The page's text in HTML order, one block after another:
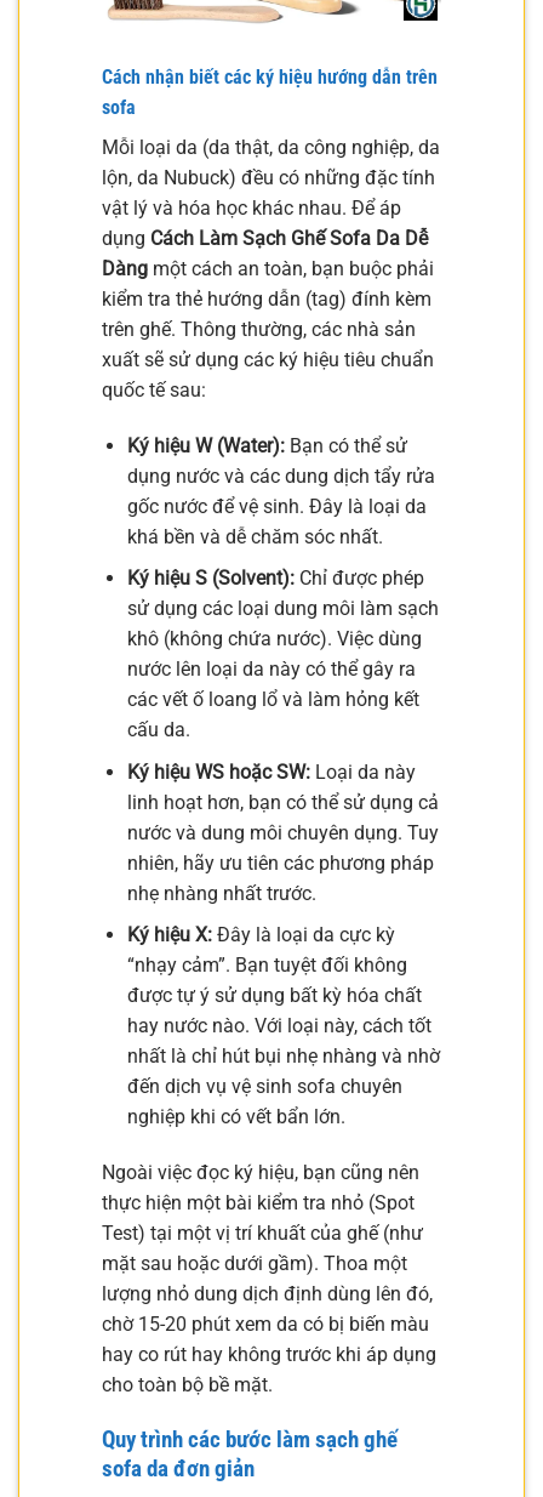
Cách nhận biết các ký hiệu hướng dẫn trên
sofa
Mỗi loại da (da thật, da công nghiệp, da
lộn, da Nubuck) đều có những đặc tính
vật lý và hóa học khác nhau. Để áp
dụng Cách Làm Sạch Ghế Sofa Da Dễ
Dàng một cách an toàn, bạn buộc phải
kiểm tra thẻ hướng dẫn (tag) đính kèm
trên ghế. Thông thường, các nhà sản
xuất sẽ sử dụng các ký hiệu tiêu chuẩn
quốc tế sau:
Ký hiệu W (Water):Bạn có thể sử
dụng nước và các dung dịch tẩy rửa
gốc nước để vệ sinh. Đây là loại da
khá bền và dễ chăm sóc nhất.
Ký hiệu S (Solvent):Chỉ được phép
sử dụng các loại dung môi làm sạch
khô (không chứa nước). Việc dùng
nước lên loại da này có thể gây ra
các vết ố loang lổ và làm hỏng kết
cấu da.
Ký hiệu WS hoặc SW:Loại da này
linh hoạt hơn, bạn có thể sử dụng cả
nước và dung môi chuyên dụng. Tuy
nhiên, hãy ưu tiên các phương pháp
nhẹ nhàng nhất trước.
Ký hiệu X:Đây là loại da cực kỳ
“nhạy cảm”. Bạn tuyệt đối không
được tự ý sử dụng bất kỳ hóa chất
hay nước nào. Với loại này, cách tốt
nhất là chỉ hút bụi nhẹ nhàng và nhờ
đến dịch vụ vệ sinh sofa chuyên
nghiệp khi có vết bẩn lớn.
Ngoài việc đọc ký hiệu, bạn cũng nên
thực hiện một bài kiểm tra nhỏ (Spot
Test) tại một vị trí khuất của ghế (như
mặt sau hoặc dưới gầm). Thoa một
lượng nhỏ dung dịch định dùng lên đó,
chờ 15-20 phút xem da có bị biến màu
hay co rút hay không trước khi áp dụng
cho toàn bộ bề mặt.
Quy trình các bước làm sạch ghế
sofa da đơn giản